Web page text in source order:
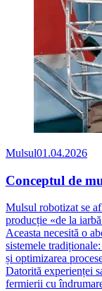
Mulsul01.04.2026
Conceptul de
Mulsul robotizat se
producție «de la
Aceasta necesită o
sistemele
și optimizarea
Datorită experienței
fermierii cu